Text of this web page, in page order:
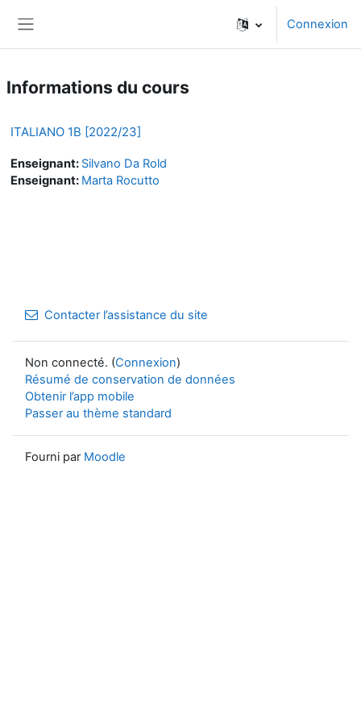
Connexion
Informations du cours
ITALIANO 1B [2022/23]
Enseignant: Silvano Da Rold
Enseignant: Marta Rocutto
Contacter l’assistance du site
Non connecté. (Connexion)
Résumé de conservation de données
Obtenir l’app mobile
Passer au thème standard
Fourni par Moodle